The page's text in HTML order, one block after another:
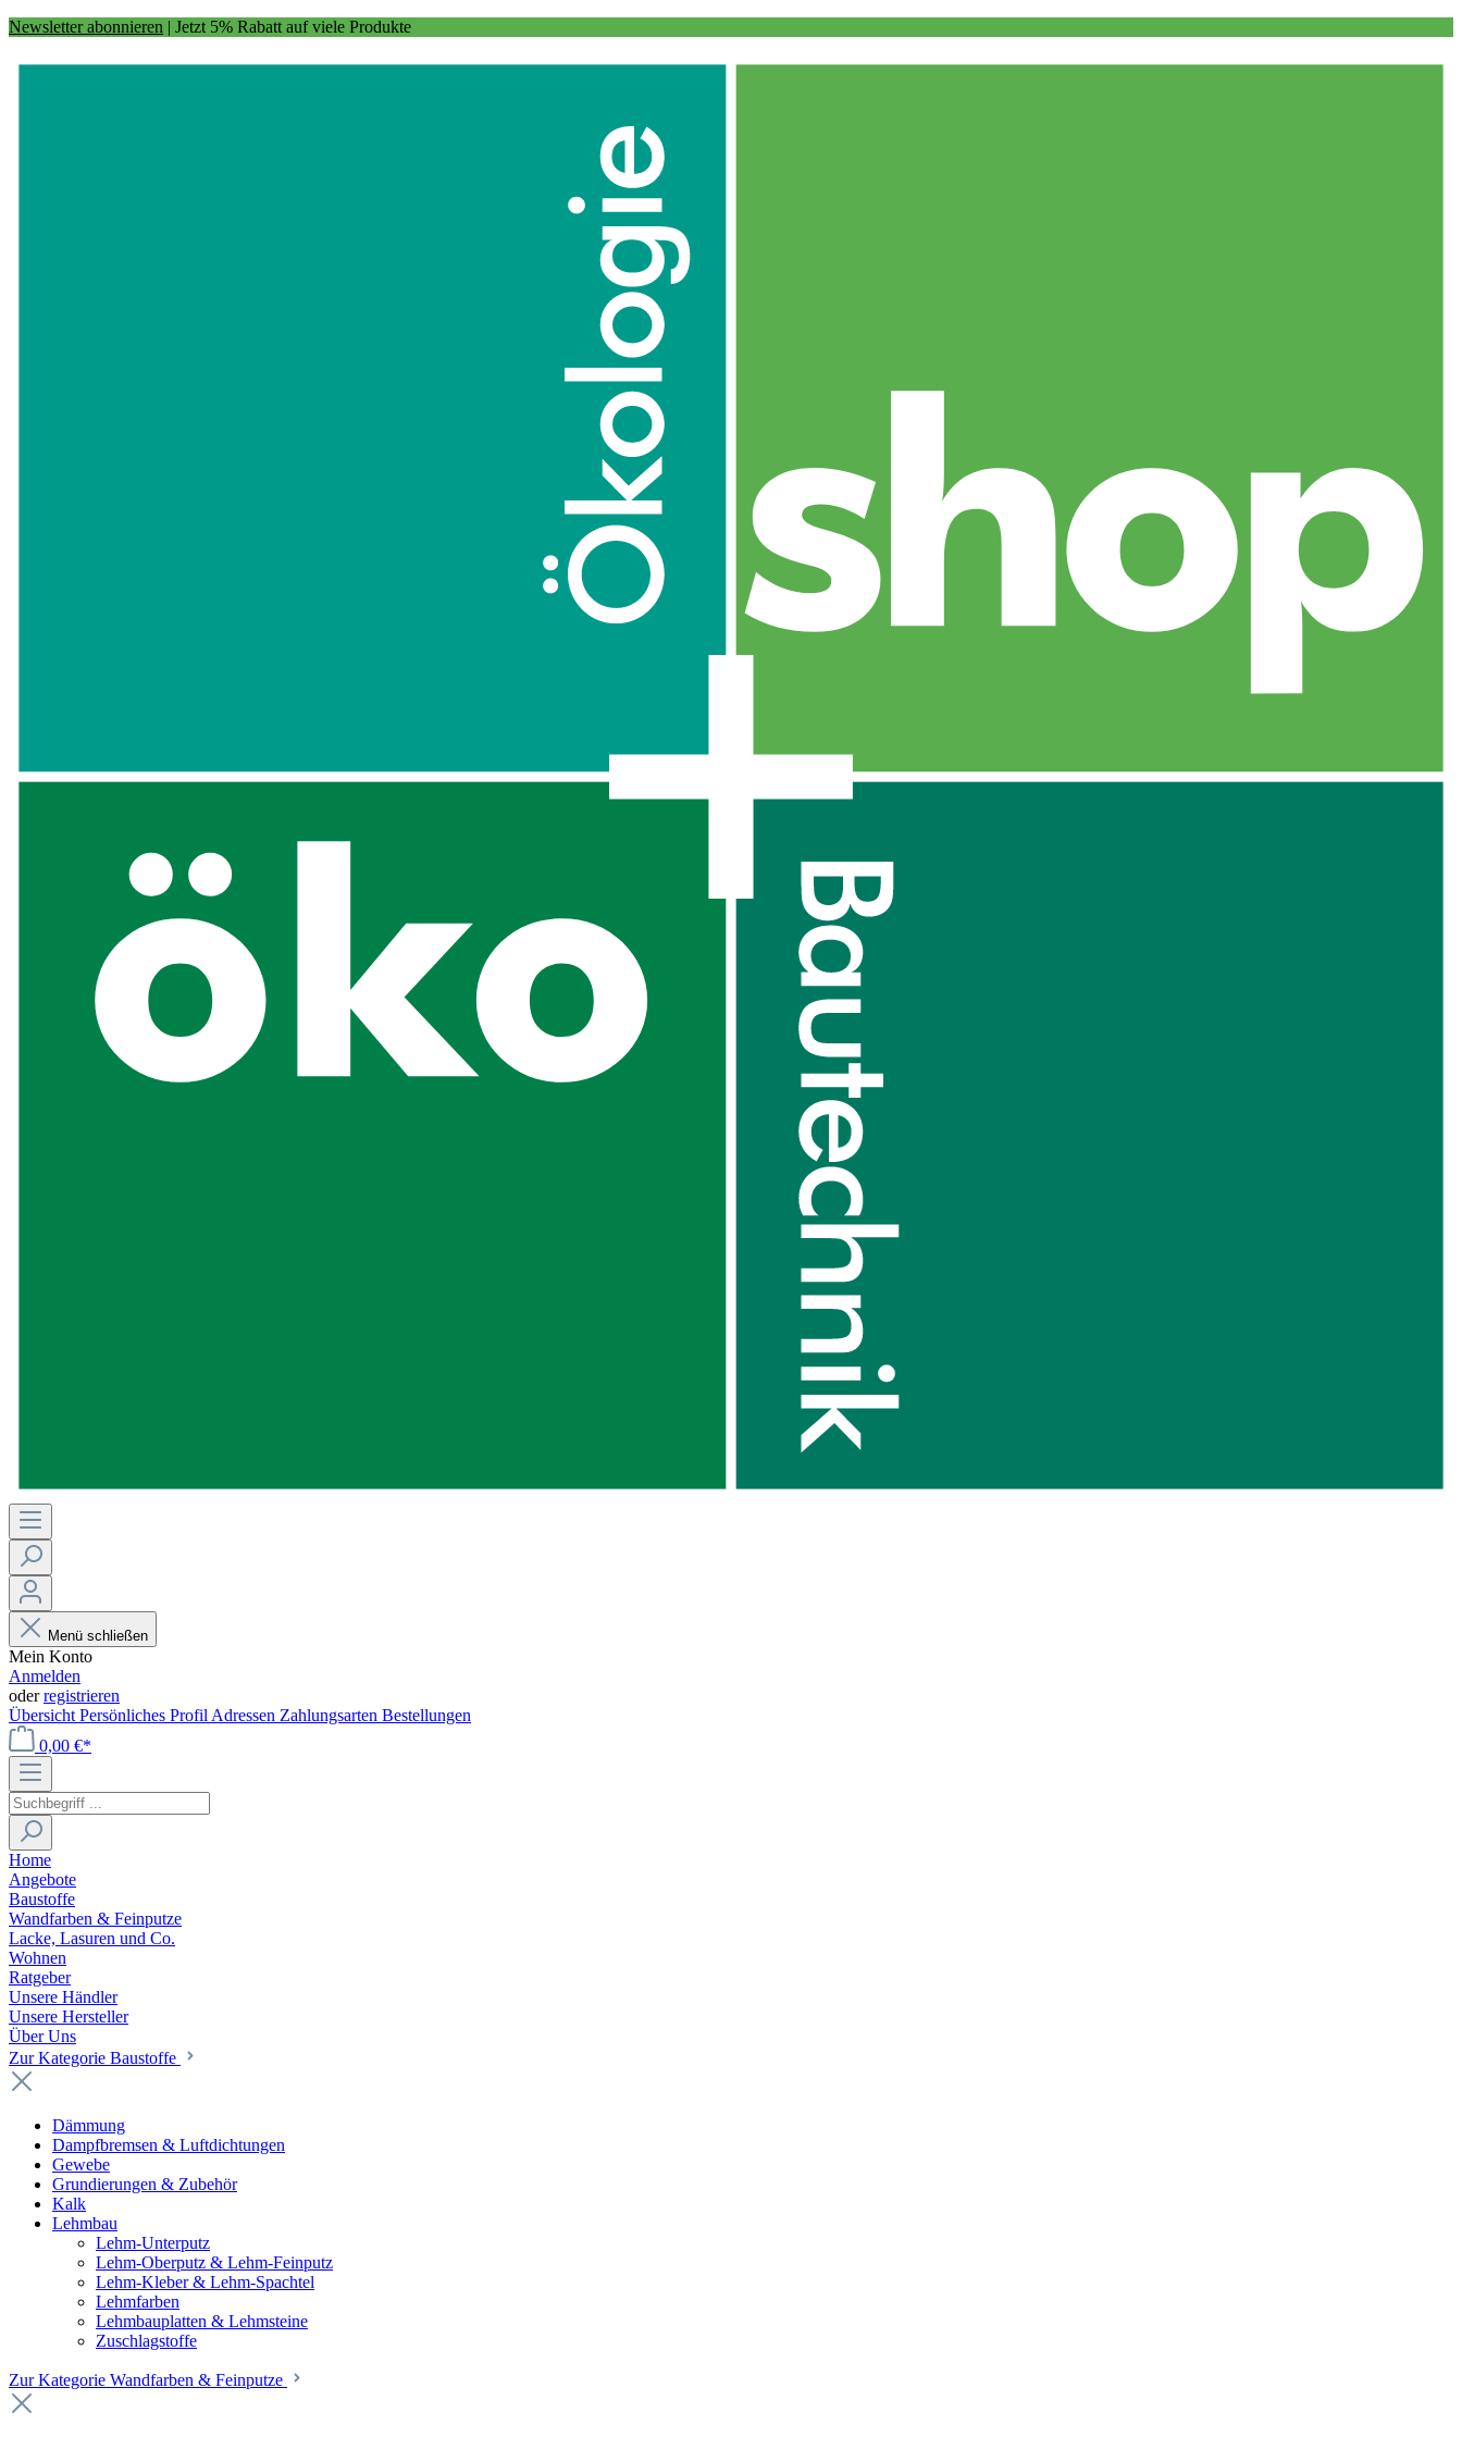
Newsletter abonnieren | Jetzt 5% Rabatt auf viele Produkte
Menü schließen
Mein Konto
Anmelden
oderregistrieren
Übersicht Persönliches Profil Adressen Zahlungsarten Bestellungen
0,00 €*
Home
Angebote
Baustoffe
Wandfarben & Feinputze
Lacke, Lasuren und Co.
Wohnen
Ratgeber
Unsere Händler
Unsere Hersteller
Über Uns
Zur Kategorie Baustoffe
Dämmung
Dampfbremsen & Luftdichtungen
Gewebe
Grundierungen & Zubehör
Kalk
Lehmbau
Lehm-Unterputz
Lehm-Oberputz & Lehm-Feinputz
Lehm-Kleber & Lehm-Spachtel
Lehmfarben
Lehmbauplatten & Lehmsteine
Zuschlagstoffe
Zur Kategorie Wandfarben & Feinputze